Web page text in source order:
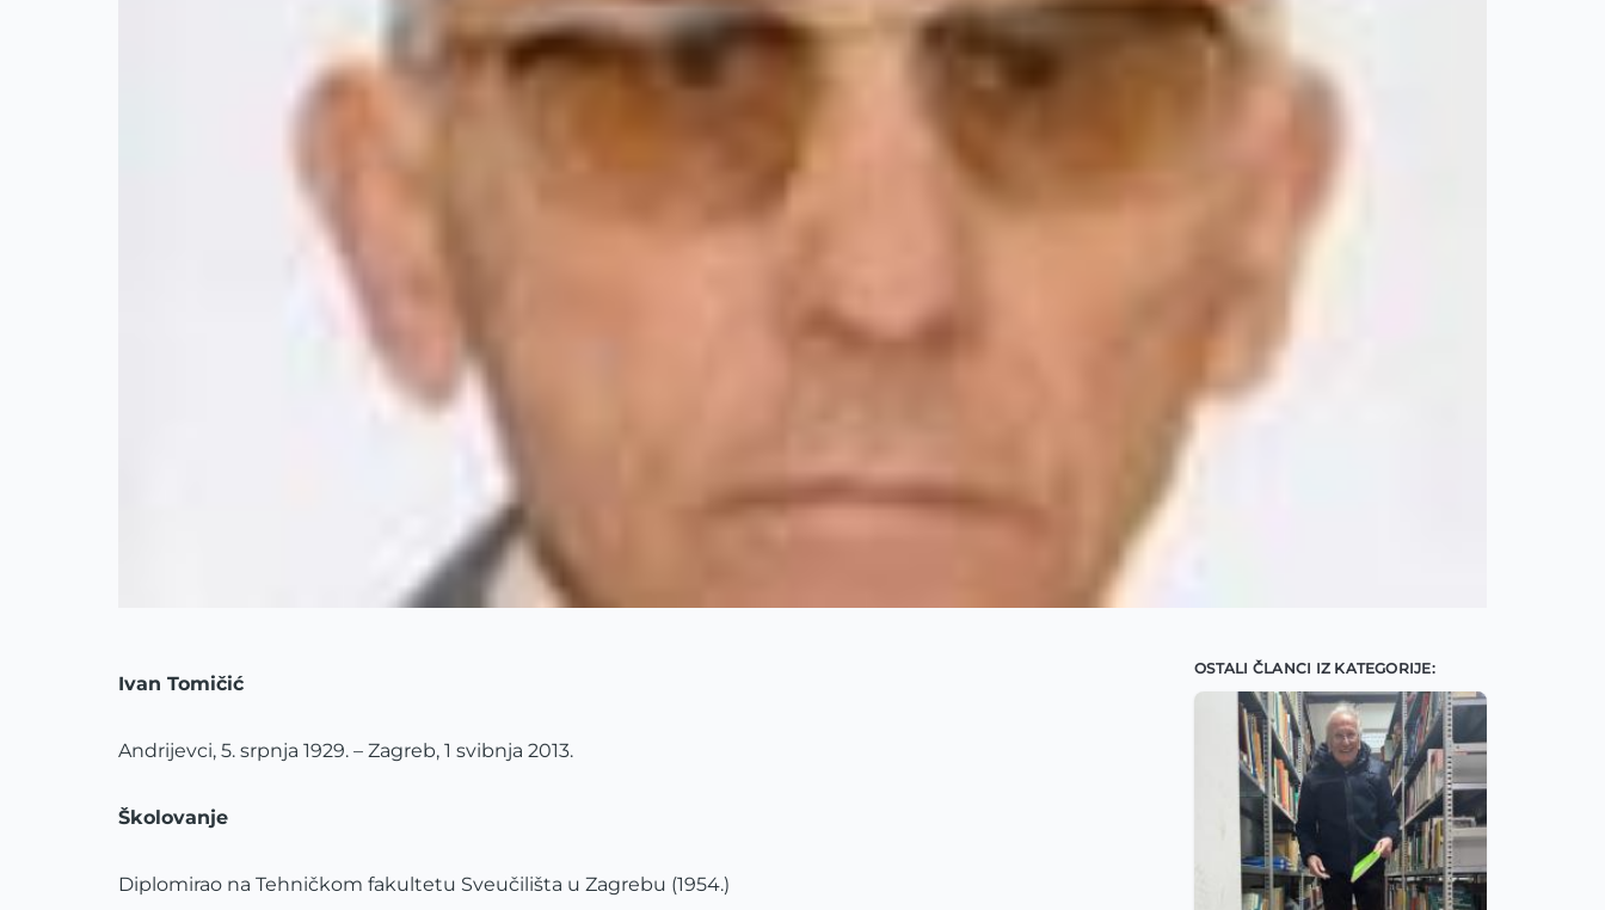
Ivan Tomičić
Andrijevci, 5. srpnja 1929. – Zagreb, 1 svibnja 2013.
Školovanje
Diplomirao na Tehničkom fakultetu Sveučilišta u Zagrebu (1954.)
OSTALI ČLANCI IZ KATEGORIJE: